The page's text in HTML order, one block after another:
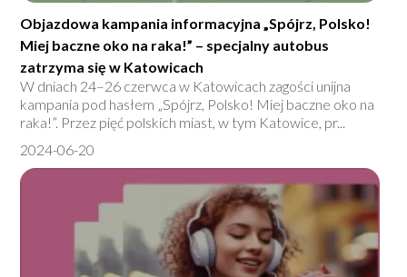
Objazdowa kampania informacyjna „Spójrz, Polsko!
Miej baczne oko na raka!” – specjalny autobus
zatrzyma się w Katowicach
W dniach 24–26 czerwca w Katowicach zagości unijna
kampania pod hasłem „Spójrz, Polsko! Miej baczne oko na
raka!”. Przez pięć polskich miast, w tym Katowice, pr...
2024-06-20